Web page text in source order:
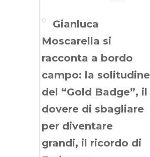
Gianluca
Moscarella si
racconta a bordo
campo: la solitudine
del “Gold Badge”, il
dovere di sbagliare
per diventare
grandi, il ricordo di